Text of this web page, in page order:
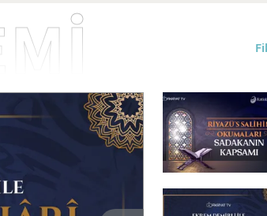
ve bu
ele alıyor.
biri. Halk arasında Leylekli